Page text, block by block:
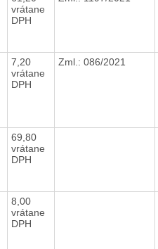
vrátane
DPH
7,20
vrátane
DPH
Zml.: 086/2021
69,80
vrátane
DPH
8,00
vrátane
DPH